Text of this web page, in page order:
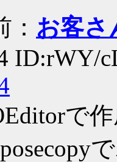
お客
ID:rWY/
で